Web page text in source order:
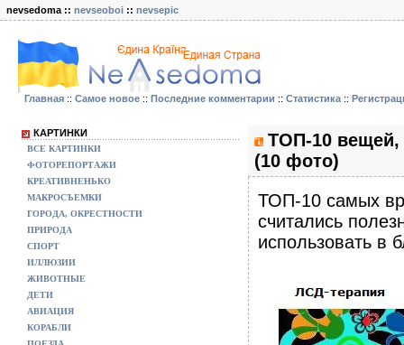
nevsedoma :: nevseoboi :: nevsepic
Главная :: Самое новое :: Последние комментарии :: Статистика ::
КАРТИНКИ
ВСЕ КАРТИНКИ
ФОТОРЕПОРТАЖИ
КРЕАТИВНЕНЬКО
МАКРОСЪЕМКИ
ГОРОДА, ОКРЕСТНОСТИ
ПРИРОДА
СПОРТ
ИЛЛЮЗИИ
ЖИВОТНЫЕ
ДЕТИ
АВИАЦИЯ
КОРАБЛИ
ТОП-10 вещей,
(10 фото)
ТОП-10 самых
считались
использовать в